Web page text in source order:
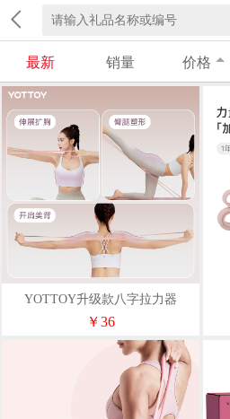
最新 销量 价格
YOTTOY升级款八字拉力器
（粉）
￥36